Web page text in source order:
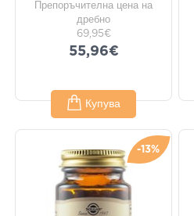
Препоръчителна цена на
дребно
69,95€
55,96€
Купува
-13%